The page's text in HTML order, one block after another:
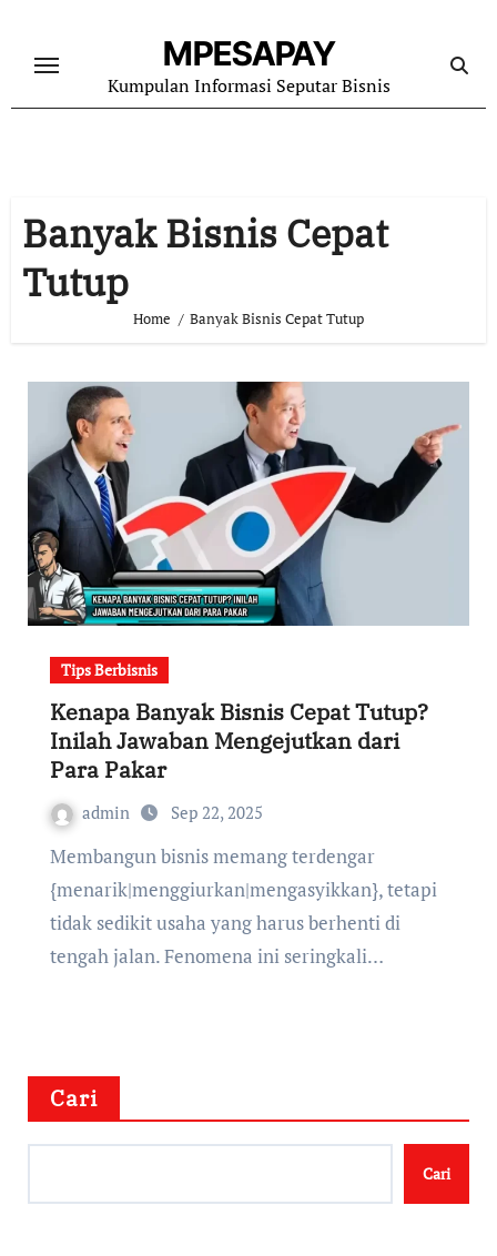
content
MPESAPAY
Kumpulan Informasi Seputar Bisnis
Banyak Bisnis Cepat
Tutup
Home Banyak Bisnis Cepat Tutup
Tips Berbisnis
Kenapa Banyak Bisnis Cepat Tutup?
Inilah Jawaban Mengejutkan dari
Para Pakar
admin Sep 22, 2025
Membangun bisnis memang terdengar
{menarik|menggiurkan|mengasyikkan}, tetapi
tidak sedikit usaha yang harus berhenti di
tengah jalan. Fenomena ini seringkali…
Cari
Cari